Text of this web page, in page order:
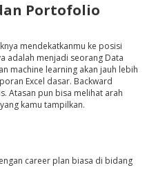
Portofolio
mendekatkanmu ke posisi
adalah menjadi seorang Data
machine learning akan jauh lebih
Excel dasar. Backward
Atasan pun bisa melihat arah
kamu tampilkan.
career plan biasa di bidang